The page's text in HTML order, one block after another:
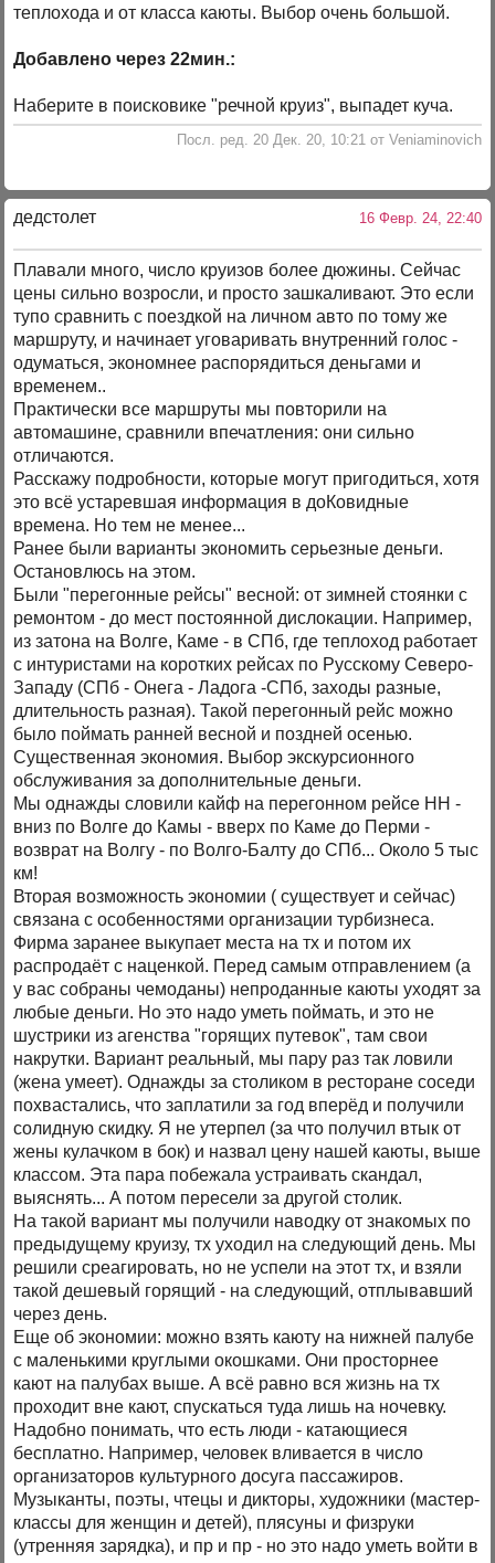
теплохода и от класса каюты. Выбор очень большой.
Добавлено через 22мин.:
Наберите в поисковике "речной круиз", выпадет куча.
Посл. ред. 20 Дек. 20, 10:21 от Veniaminovich
дедстолет 16 Февр. 24, 22:40
Плавали много, число круизов более дюжины. Сейчас
цены сильно возросли, и просто зашкаливают. Это если
тупо сравнить с поездкой на личном авто по тому же
маршруту, и начинает уговаривать внутренний голос -
одуматься, экономнее распорядиться деньгами и
временем..
Практически все маршруты мы повторили на
автомашине, сравнили впечатления: они сильно
отличаются.
Расскажу подробности, которые могут пригодиться, хотя
это всё устаревшая информация в доКовидные
времена. Но тем не менее...
Ранее были варианты экономить серьезные деньги.
Остановлюсь на этом.
Были "перегонные рейсы" весной: от зимней стоянки с
ремонтом - до мест постоянной дислокации. Например,
из затона на Волге, Каме - в СПб, где теплоход работает
с интуристами на коротких рейсах по Русскому Северо-
Западу (СПб - Онега - Ладога -СПб, заходы разные,
длительность разная). Такой перегонный рейс можно
было поймать ранней весной и поздней осенью.
Существенная экономия. Выбор экскурсионного
обслуживания за дополнительные деньги.
Мы однажды словили кайф на перегонном рейсе НН -
вниз по Волге до Камы - вверх по Каме до Перми -
возврат на Волгу - по Волго-Балту до СПб... Около 5 тыс
км!
Вторая возможность экономии ( существует и сейчас)
связана с особенностями организации турбизнеса.
Фирма заранее выкупает места на тх и потом их
распродаёт с наценкой. Перед самым отправлением (а
у вас собраны чемоданы) непроданные каюты уходят за
любые деньги. Но это надо уметь поймать, и это не
шустрики из агенства "горящих путевок", там свои
накрутки. Вариант реальный, мы пару раз так ловили
(жена умеет). Однажды за столиком в ресторане соседи
похвастались, что заплатили за год вперёд и получили
солидную скидку. Я не утерпел (за что получил втык от
жены кулачком в бок) и назвал цену нашей каюты, выше
классом. Эта пара побежала устраивать скандал,
выяснять... А потом пересели за другой столик.
На такой вариант мы получили наводку от знакомых по
предыдущему круизу, тх уходил на следующий день. Мы
решили среагировать, но не успели на этот тх, и взяли
такой дешевый горящий - на следующий, отплывавший
через день.
Еще об экономии: можно взять каюту на нижней палубе
с маленькими круглыми окошками. Они просторнее
кают на палубах выше. А всё равно вся жизнь на тх
проходит вне кают, спускаться туда лишь на ночевку.
Надобно понимать, что есть люди - катающиеся
бесплатно. Например, человек вливается в число
организаторов культурного досуга пассажиров.
Музыканты, поэты, чтецы и дикторы, художники (мастер-
классы для женщин и детей), плясуны и физруки
(утренняя зарядка), и пр и пр - но это надо уметь войти в